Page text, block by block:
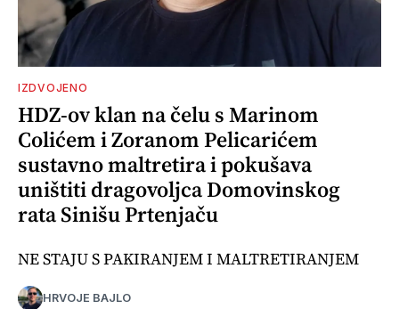
IZDVOJENO
HDZ-ov klan na čelu s Marinom
Colićem i Zoranom Pelicarićem
sustavno maltretira i pokušava
uništiti dragovoljca Domovinskog
rata Sinišu Prtenjaču
NE STAJU S PAKIRANJEM I MALTRETIRANJEM
HRVOJE BAJLO